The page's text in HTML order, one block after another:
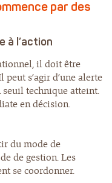
par des
à l’action
il doit être
peut s’agir d’une alerte
seuil technique atteint.
en décision.
du mode de
de gestion. Les
se coordonner.